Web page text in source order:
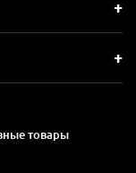
товары